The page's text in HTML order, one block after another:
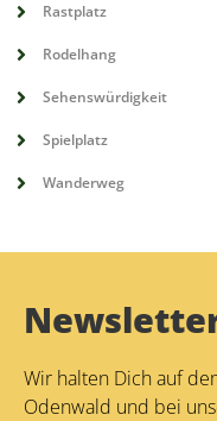
Rastplatz
Rodelhang
Sehenswürdigkeit
Spielplatz
Wanderweg
Wir halten Dich auf
Odenwald und bei